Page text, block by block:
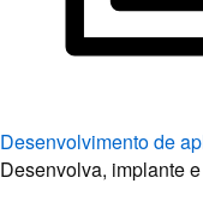
Desenvolvimento de
Desenvolva, implante